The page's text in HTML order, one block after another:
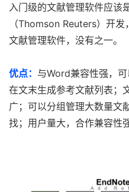
入门级的文献管理软件应该
（Thomson Reuters）开
文献管理软件，没有之一。
优点： 与Word兼容性强，
在文末生成参考文献列表；
广；可以分组管理大数量文
找；用户量大，合作兼容性强